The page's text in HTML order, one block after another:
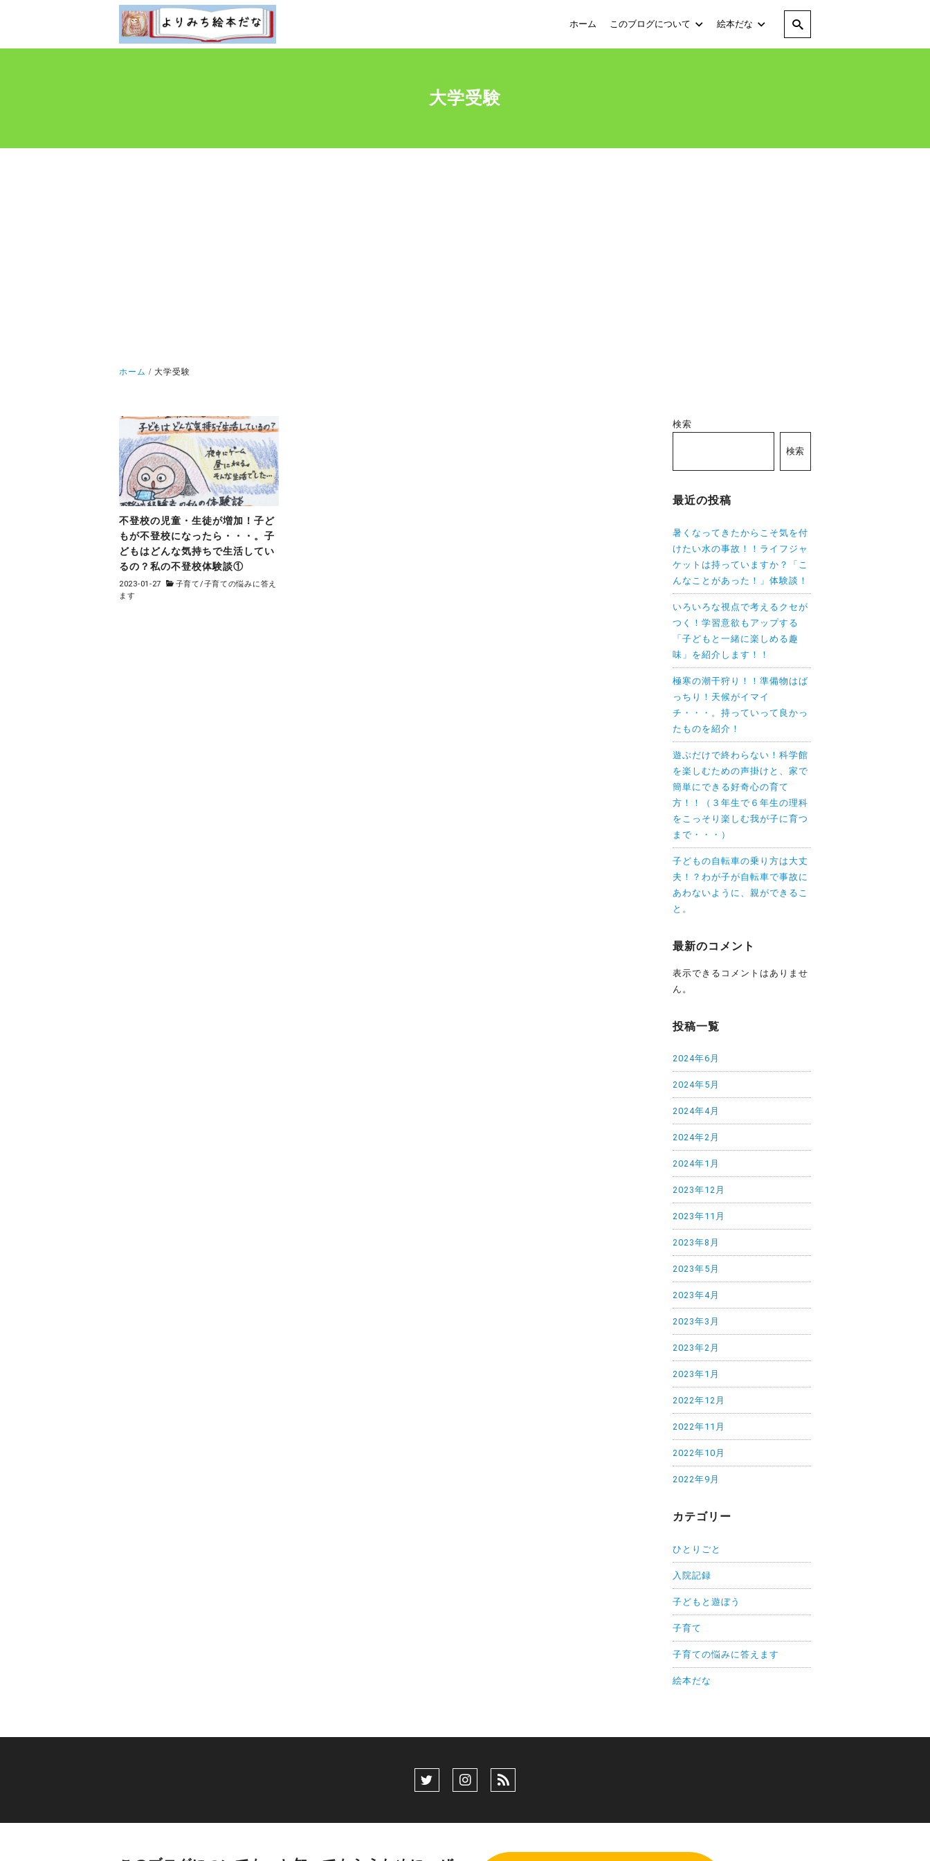
ホーム このブログについて 絵本だな
大学受験
ホーム 大学受験
不登校の児童・生徒が増加！子ど
もが不登校になったら・・・。子
どもはどんな気持ちで生活してい
るの？私の不登校体験談①
2023-01-27 子育て/子育ての悩みに答え
ます
検索
検索
最近の投稿
暑くなってきたからこそ気を付
けたい水の事故！！ライフジャ
ケットは持っていますか？「こ
んなことがあった！」体験談！
いろいろな視点で考えるクセが
つく！学習意欲もアップする
「子どもと一緒に楽しめる趣
味」を紹介します！！
極寒の潮干狩り！！準備物はば
っちり！天候がイマイ
チ・・・。持っていって良かっ
たものを紹介！
遊ぶだけで終わらない！科学館
を楽しむための声掛けと、家で
簡単にできる好奇心の育て
方！！（３年生で６年生の理科
をこっそり楽しむ我が子に育つ
まで・・・）
子どもの自転車の乗り方は大丈
夫！？わが子が自転車で事故に
あわないように、親ができるこ
と。
最新のコメント
表示できるコメントはありませ
ん。
投稿一覧
2024年6月
2024年5月
2024年4月
2024年2月
2024年1月
2023年12月
2023年11月
2023年8月
2023年5月
2023年4月
2023年3月
2023年2月
2023年1月
2022年12月
2022年11月
2022年10月
2022年9月
カテゴリー
ひとりごと
入院記録
子どもと遊ぼう
子育て
子育ての悩みに答えます
絵本だな